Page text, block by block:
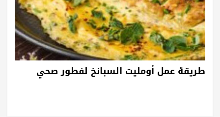
طريقة عمل أومليت السبانخ لفطور صحي